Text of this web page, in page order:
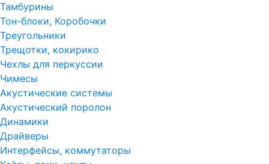
Тамбурины
Тон-блоки, Коробочки
Треугольники
Трещотки, кокирико
Чехлы для перкуссии
Чимесы
Акустические системы
Акустический поролон
Динамики
Драйверы
Интерфейсы, коммутаторы